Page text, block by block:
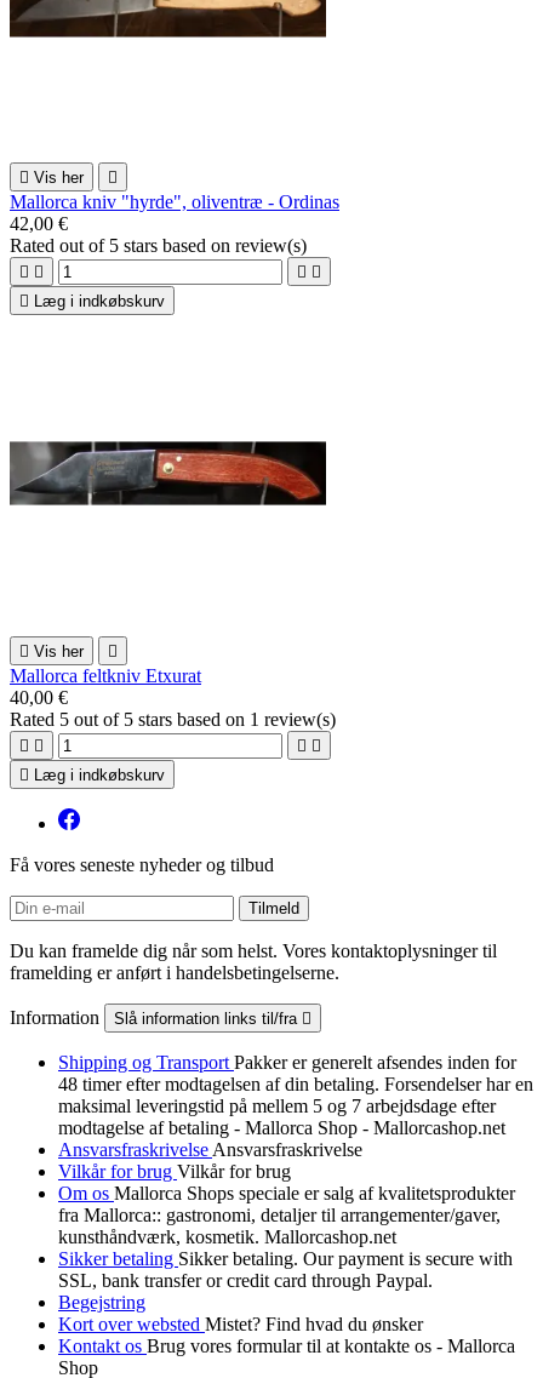
 Vis her 
Mallorca kniv "hyrde", oliventræ - Ordinas
42,00 €
Rated out of 5 stars based on review(s)
   
 Læg i indkøbskurv
 Vis her 
Mallorca feltkniv Etxurat
40,00 €
Rated 5 out of 5 stars based on 1 review(s)
   
 Læg i indkøbskurv
Få vores seneste nyheder og tilbud
Du kan framelde dig når som helst. Vores kontaktoplysninger til
framelding er anført i handelsbetingelserne.
Information Slå information links til/fra 
Shipping og Transport Pakker er generelt afsendes inden for
48 timer efter modtagelsen af din betaling. Forsendelser har en
maksimal leveringstid på mellem 5 og 7 arbejdsdage efter
modtagelse af betaling - Mallorca Shop - Mallorcashop.net
Ansvarsfraskrivelse Ansvarsfraskrivelse
Vilkår for brug Vilkår for brug
Om os Mallorca Shops speciale er salg af kvalitetsprodukter
fra Mallorca:: gastronomi, detaljer til arrangementer/gaver,
kunsthåndværk, kosmetik. Mallorcashop.net
Sikker betaling Sikker betaling. Our payment is secure with
SSL, bank transfer or credit card through Paypal.
Begejstring
Kort over websted Mistet? Find hvad du ønsker
Kontakt os Brug vores formular til at kontakte os - Mallorca
Shop